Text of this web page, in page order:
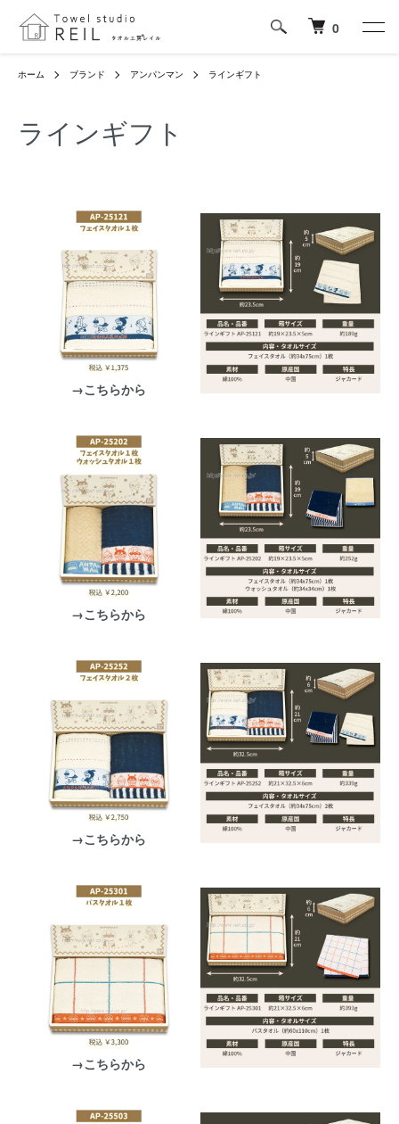
0
ホーム ブランド アンパンマン ラインギフト
ラインギフト
→こちらから
→こちらから
→こちらから
→こちらから